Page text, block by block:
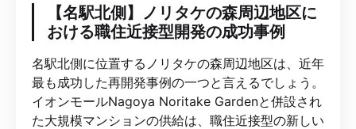
【名駅北側】ノリタケの森周辺地区に
おける職住近接型開発の成功事例
名駅北側に位置するノリタケの森周辺地区は、近年
最も成功した再開発事例の一つと言えるでしょう。
イオンモールNagoya Noritake Gardenと併設され
た大規模マンションの供給は、職住近接型の新しい